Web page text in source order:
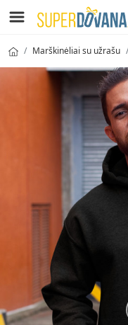
Marškinėliai su užrašu